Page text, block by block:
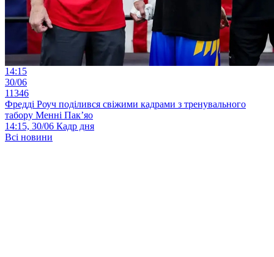
14:15
30/06
11346
Фредді Роуч поділився свіжими кадрами з тренувального
табору Менні Пак’яо
14:15, 30/06 Кадр дня
Всі новини